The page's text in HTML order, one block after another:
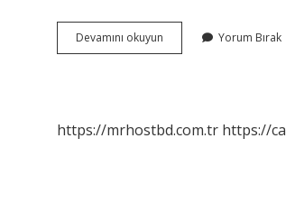
Devamını okuyun Bilgisayar
Programcılığı
Mi
Yorum Bırak
https://mrhostbd.com.tr https://